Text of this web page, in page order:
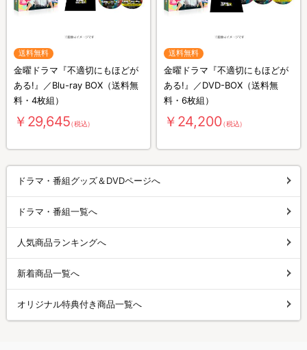
送料無料
金曜ドラマ『不適切にもほどが
ある!』／Blu-ray BOX（送料無
料・4枚組）
￥29,645（税込）
送料無料
金曜ドラマ『不適切にもほどが
ある!』／DVD-BOX（送料無
料・6枚組）
￥24,200（税込）
ドラマ・番組グッズ＆DVDページへ
ドラマ・番組一覧へ
人気商品ランキングへ
新着商品一覧へ
オリジナル特典付き商品一覧へ